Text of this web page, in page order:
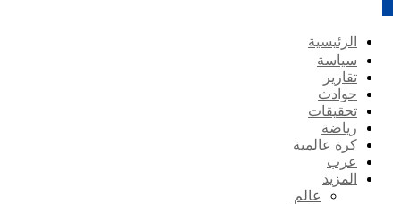
الرئيسية
سياسة
تقارير
حوادث
تحقيقات
رياضة
كرة عالمية
عرب
المزيد
عالم